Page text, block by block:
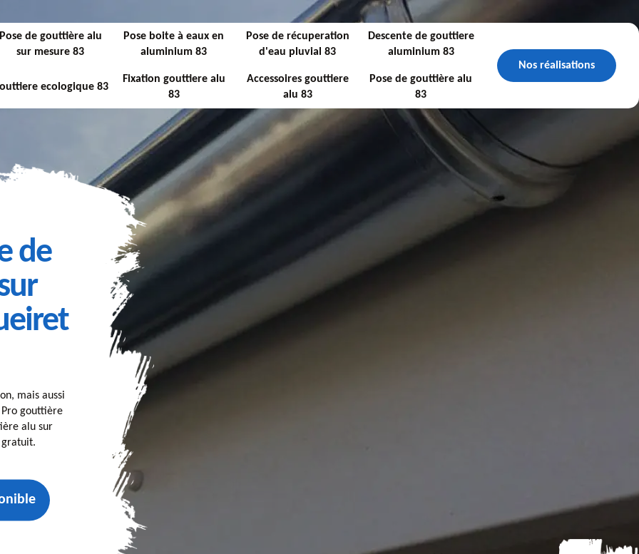
Pose de gouttière alu
sur mesure 83
Pose boite à eaux en
aluminium 83
Pose de récuperation
d'eau pluvial 83
Descente de gouttiere
aluminium 83
ecologique 83
Fixation gouttiere alu
83
Accessoires gouttiere
alu 83
Pose de gouttière alu
83
Nos réalisations
de
mais aussi
gouttière
alu sur
gratuit.